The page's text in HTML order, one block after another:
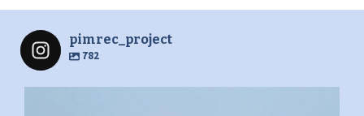
pimrec_project
782